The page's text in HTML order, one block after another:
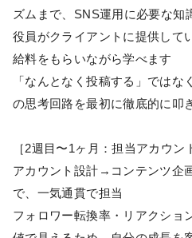
ズムまで、SNS運用に必要な知
役員がクライアントに提供して
給料をもらいながら学べます
「なんとなく投稿する」では
の思考回路を最初に徹底的に叩
［2週目〜1ヶ月：担当アカウン
アカウント設計→コンテンツ
で、一気通貫で担当
フォロワー転換率・リアクショ